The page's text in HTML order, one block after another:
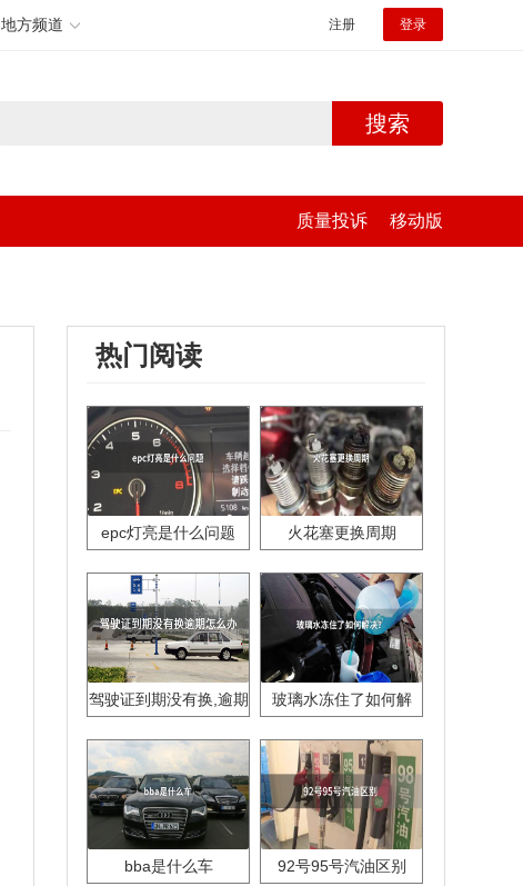
地方频道 注册 登录
搜索
质量投诉 移动版
热门阅读
epc灯亮是什么问题 火花塞更换周期
驾驶证到期没有换,逾期
玻璃水冻住了如何解
bba是什么车 92号95号汽油区别